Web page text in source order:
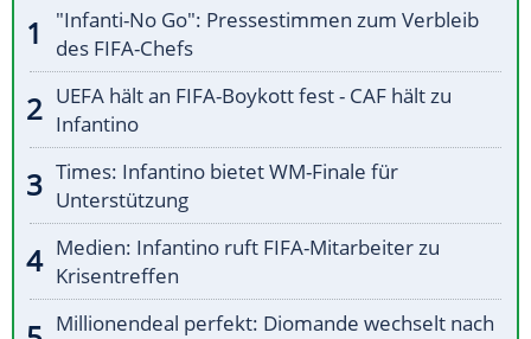
"Infanti-No Go": Pressestimmen zum Verbleib
des FIFA-Chefs
UEFA hält an FIFA-Boykott fest - CAF hält zu
Infantino
Times: Infantino bietet WM-Finale für
Unterstützung
Medien: Infantino ruft FIFA-Mitarbeiter zu
Krisentreffen
Millionendeal perfekt: Diomande wechselt nach